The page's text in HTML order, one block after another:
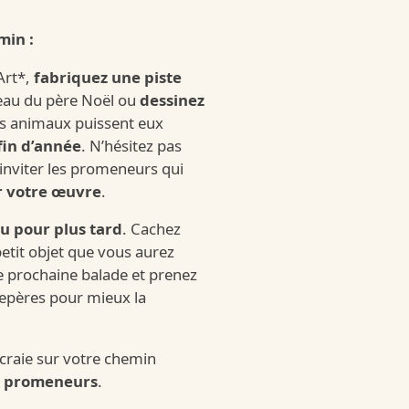
Bons
bons
Bons White
:
fabriquez une piste
du père Noël ou dessinez
animaux puissent eux
d’année. N’hésitez pas
les promeneurs qui
votre œuvre.
pour plus tard. Cachez
objet que vous aurez
prochaine balade et prenez
pour mieux la
sur votre chemin
.